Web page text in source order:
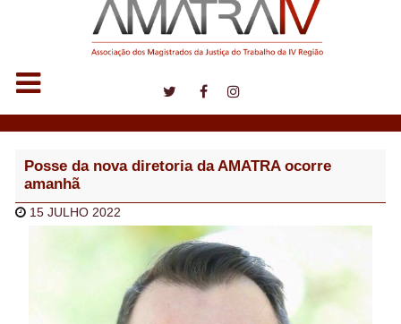
Posse da nova diretoria da AMATRA ocorre
amanhã
15 JULHO 2022